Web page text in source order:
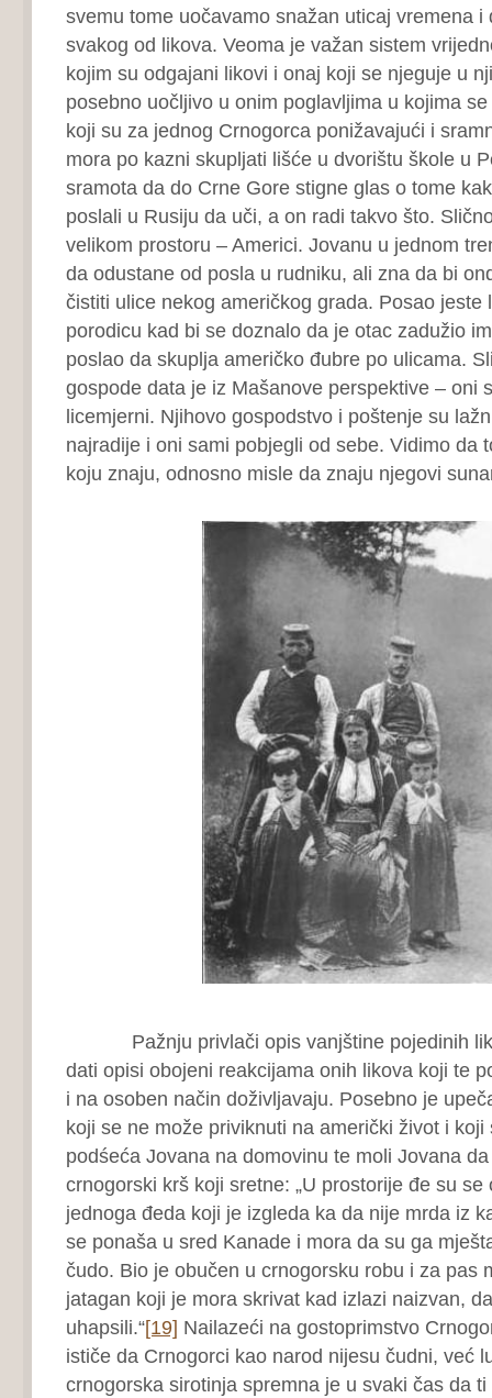
svemu tome uočavamo snažan uticaj vremena i
svakog od likova. Veoma je važan sistem
kojim su odgajani likovi i onaj koji se njeguje u
posebno uočljivo u onim poglavljima u kojima
koji su za jednog Crnogorca ponižavajući i
mora po kazni skupljati lišće u dvorištu škole u
sramota da do Crne Gore stigne glas o tome
poslali u Rusiju da uči, a on radi takvo što.
velikom prostoru – Americi. Jovanu u jednom
da odustane od posla u rudniku, ali zna da bi
čistiti ulice nekog američkog grada. Posao jeste
porodicu kad bi se doznalo da je otac zadužio
poslao da skuplja američko đubre po ulicama.
gospode data je iz Mašanove perspektive – oni
licemjerni. Njihovo gospodstvo i poštenje su
najradije i oni sami pobjegli od sebe. Vidimo da
koju znaju, odnosno misle da znaju njegovi
Pažnju privlači opis vanjštine pojedinih
dati opisi obojeni reakcijama onih likova koji te
i na osoben način doživljavaju. Posebno je
koji se ne može priviknuti na američki život i koji
podśeća Jovana na domovinu te moli Jovana
crnogorski krš koji sretne: „U prostorije đe su
jednoga đeda koji je izgleda ka da nije mrda iz
se ponaša u sred Kanade i mora da su ga
čudo. Bio je obučen u crnogorsku robu i za pas
jatagan koji je mora skrivat kad izlazi naizvan,
uhapsili.“[19] Nailazeći na gostoprimstvo
ističe da Crnogorci kao narod nijesu čudni, već
crnogorska sirotinja spremna je u svaki čas da